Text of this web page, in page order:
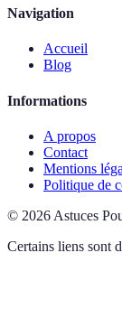
Navigation
Accueil
Blog
Informations
A propos
Contact
Mentions
Politique de
© 2026 Astuces
Certains liens sont